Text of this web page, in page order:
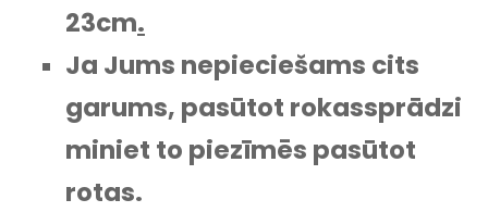
23cm.
Ja Jums nepieciešams cits
garums, pasūtot rokassprādzi
miniet to piezīmēs pasūtot
rotas.